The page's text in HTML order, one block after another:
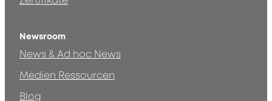
Newsroom
News & Ad hoc News
Medien Ressourcen
Blog